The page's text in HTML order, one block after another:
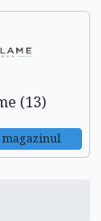
(13)